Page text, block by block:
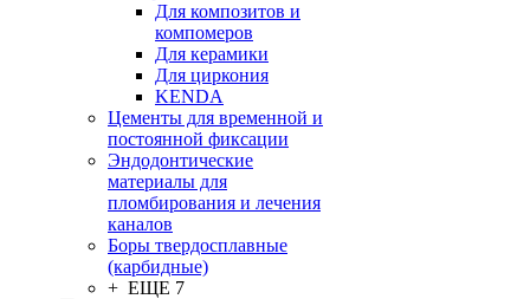
Для композитов и
компомеров
Для керамики
Для циркония
KENDA
Цементы для временной и
постоянной фиксации
Эндодонтические
материалы для
пломбирования и лечения
каналов
Боры твердосплавные
(карбидные)
+ ЕЩЕ 7